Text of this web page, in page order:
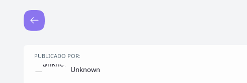
PUBLICADO POR:
Unknown